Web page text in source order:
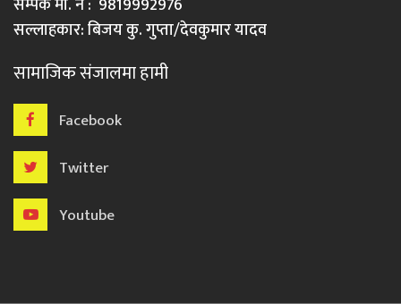
सम्पर्क मो. नं : 9819992976
सल्लाहकार: बिजय कु. गुप्ता/देवकुमार यादव
सामाजिक संजालमा हामी
Facebook
Twitter
Youtube